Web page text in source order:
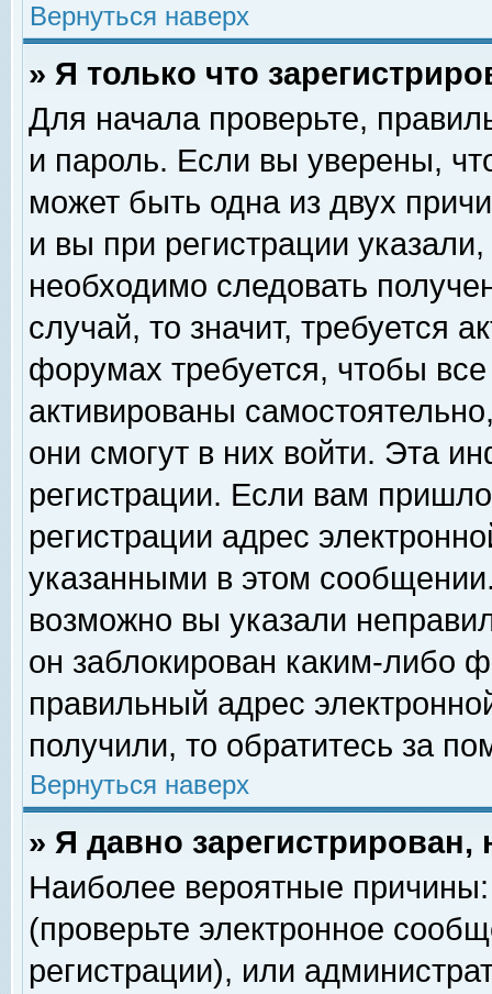
Вернуться наверх
» Я только что
Для начала проверьте,
и пароль. Если вы уверены,
может быть одна из двух
и вы при регистрации
необходимо следовать
случай, то значит, требуется
форумах требуется, чтобы
активированы
они смогут в них войти. Эта
регистрации. Если вам
регистрации адрес
указанными в этом
возможно вы указали
он заблокирован каким-либо
правильный адрес
получили, то обратитесь за
Вернуться наверх
» Я давно
Наиболее вероятные
(проверьте электронное
регистрации), или